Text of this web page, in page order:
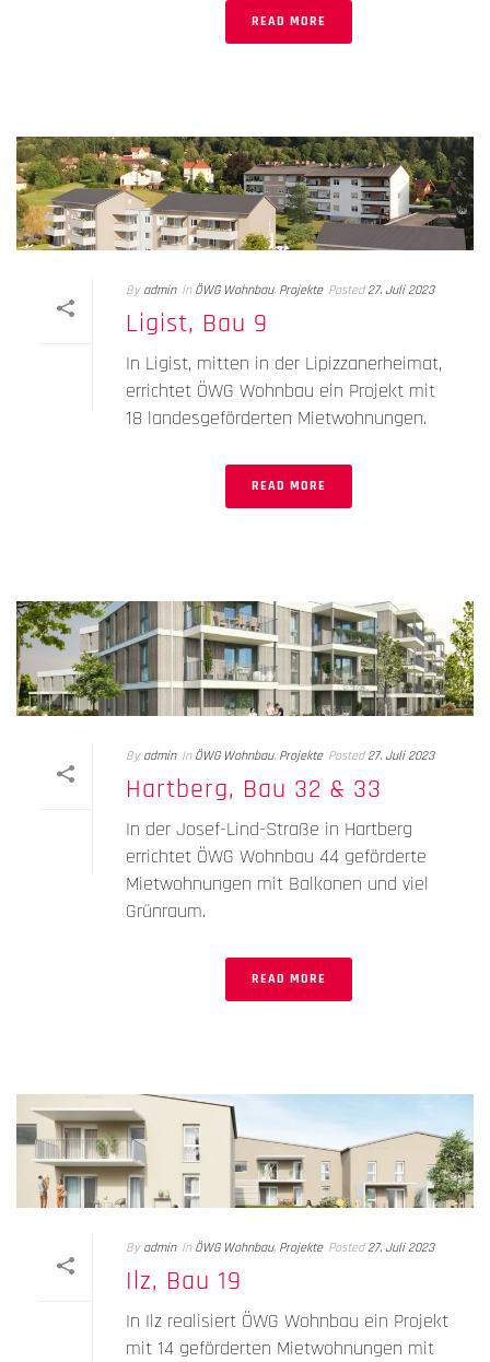
READ MORE
By admin In ÖWG Wohnbau, Projekte Posted 27. Juli 2023
Ligist, Bau 9
In Ligist, mitten in der Lipizzanerheimat,
errichtet ÖWG Wohnbau ein Projekt mit
18 landesgeförderten Mietwohnungen.
READ MORE
By admin In ÖWG Wohnbau, Projekte Posted 27. Juli 2023
Hartberg, Bau 32 & 33
In der Josef-Lind-Straße in Hartberg
errichtet ÖWG Wohnbau 44 geförderte
Mietwohnungen mit Balkonen und viel
Grünraum.
READ MORE
By admin In ÖWG Wohnbau, Projekte Posted 27. Juli 2023
Ilz, Bau 19
In Ilz realisiert ÖWG Wohnbau ein Projekt
mit 14 geförderten Mietwohnungen mit